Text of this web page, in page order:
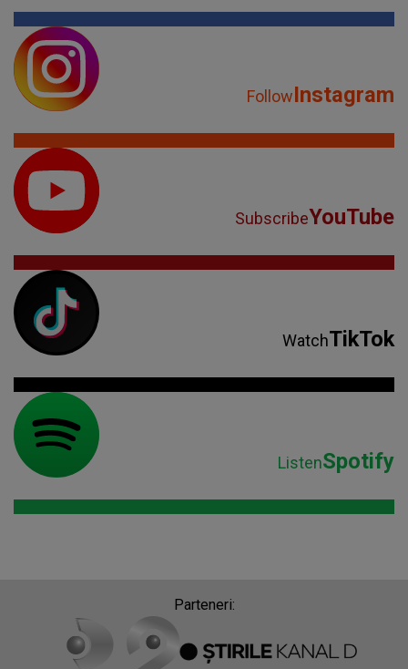
FollowInstagram
SubscribeYouTube
WatchTikTok
ListenSpotify
Parteneri: